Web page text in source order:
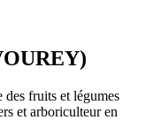
des fruits et légumes
et arboriculteur en